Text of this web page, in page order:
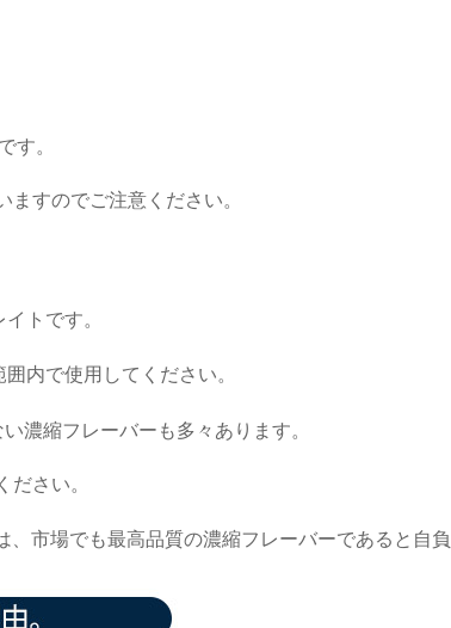
です。
すのでご注意ください。
トです。
囲内で使用してください。
濃縮フレーバーも多々あります。
ださい。
市場でも最高品質の濃縮フレーバーであると自負